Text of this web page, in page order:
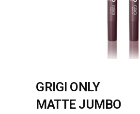
GRIGI ONLY
MATTE JUMBO